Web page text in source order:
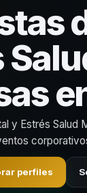
y Estrés Salud
perfiles